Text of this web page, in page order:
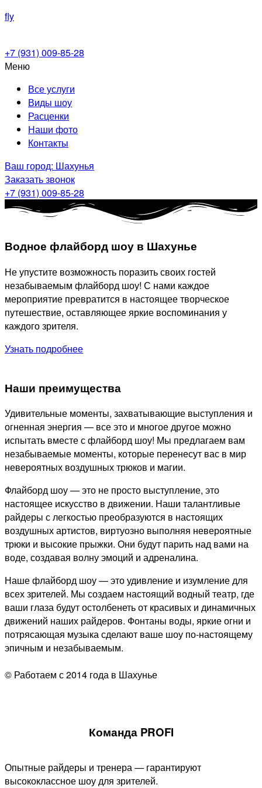
fly
+7 (931) 009-85-28
Меню
Все услуги
Виды шоу
Расценки
Наши фото
Контакты
Ваш город: Шахунья
Заказать звонок
+7 (931) 009-85-28
Водное флайборд шоу в Шахунье
Не упустите возможность поразить своих гостей
незабываемым флайборд шоу! С нами каждое
мероприятие превратится в настоящее творческое
путешествие, оставляющее яркие воспоминания у
каждого зрителя.
Узнать подробнее
Наши преимущества
Удивительные моменты, захватывающие выступления и
огненная энергия — все это и многое другое можно
испытать вместе с флайборд шоу! Мы предлагаем вам
незабываемые моменты, которые перенесут вас в мир
невероятных воздушных трюков и магии.
Флайборд шоу — это не просто выступление, это
настоящее искусство в движении. Наши талантливые
райдеры с легкостью преобразуются в настоящих
воздушных артистов, виртуозно выполняя невероятные
трюки и высокие прыжки. Они будут парить над вами на
воде, создавая волну эмоций и адреналина.
Наше флайборд шоу — это удивление и изумление для
всех зрителей. Мы создаем настоящий водный театр, где
ваши глаза будут остолбенеть от красивых и динамичных
движений наших райдеров. Фонтаны воды, яркие огни и
потрясающая музыка сделают ваше шоу по-настоящему
эпичным и незабываемым.
© Работаем с 2014 года в Шахунье
Команда PROFI
Опытные райдеры и тренера — гарантируют
высококлассное шоу для зрителей.